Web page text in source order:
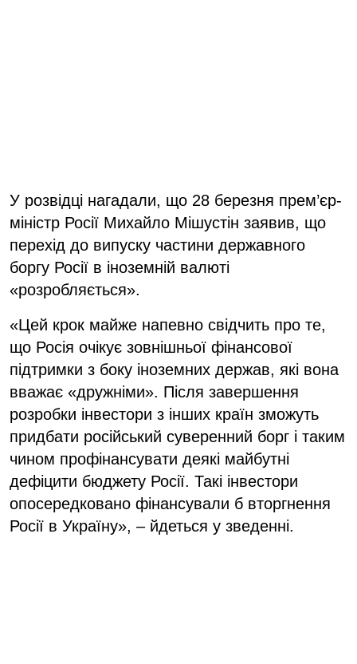
У розвідці нагадали, що 28 березня прем’єр-
міністр Росії Михайло Мішустін заявив, що
перехід до випуску частини державного
боргу Росії в іноземній валюті
«розробляється».
«Цей крок майже напевно свідчить про те,
що Росія очікує зовнішньої фінансової
підтримки з боку іноземних держав, які вона
вважає «дружніми». Після завершення
розробки інвестори з інших країн зможуть
придбати російський суверенний борг і таким
чином профінансувати деякі майбутні
дефіцити бюджету Росії. Такі інвестори
опосередковано фінансували б вторгнення
Росії в Україну», – йдеться у зведенні.